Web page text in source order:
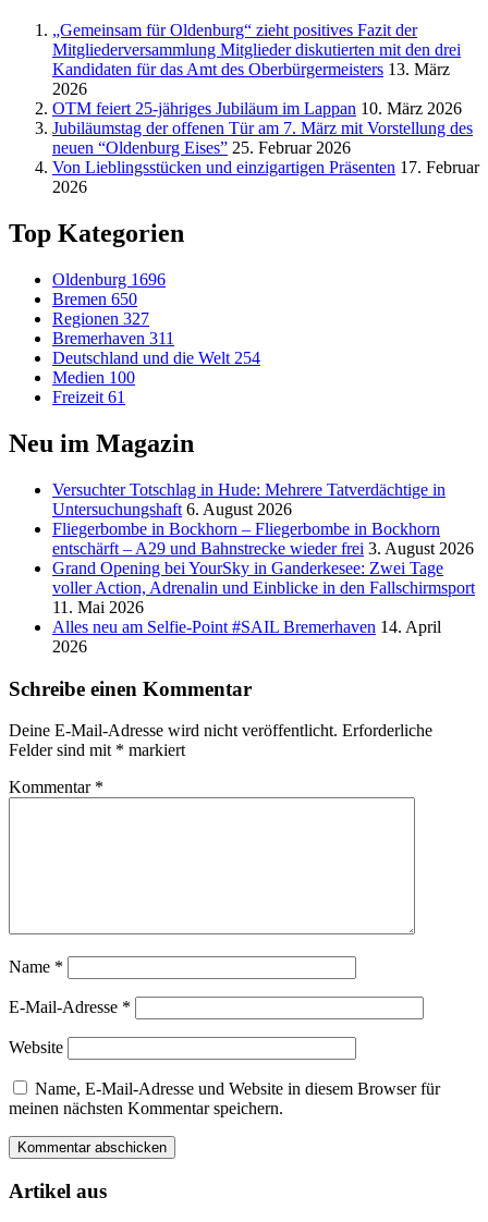
„Gemeinsam für Oldenburg“ zieht positives Fazit der
Mitgliederversammlung Mitglieder diskutierten mit den drei
Kandidaten für das Amt des Oberbürgermeisters 13. März
2026
OTM feiert 25-jähriges Jubiläum im Lappan 10. März 2026
Jubiläumstag der offenen Tür am 7. März mit Vorstellung des
neuen “Oldenburg Eises” 25. Februar 2026
Von Lieblingsstücken und einzigartigen Präsenten 17. Februar
2026
Top Kategorien
Oldenburg 1696
Bremen 650
Regionen 327
Bremerhaven 311
Deutschland und die Welt 254
Medien 100
Freizeit 61
Neu im Magazin
Versucht­er Totschlag in Hude: Mehrere Tatverdächtige in
Untersuchungshaft 6. August 2026
Fliegerbombe in Bockhorn – Fliegerbombe in Bockhorn
entschärft – A29 und Bahnstrecke wieder frei 3. August 2026
Grand Opening bei YourSky in Ganderkesee: Zwei Tage
voller Action, Adrenalin und Einblicke in den Fallschirmsport
11. Mai 2026
Alles neu am Selfie-Point #SAIL Bremerhaven 14. April
2026
Schreibe einen Kommentar
Deine E-Mail-Adresse wird nicht veröffentlicht. Erforderliche
Felder sind mit * markiert
Kommentar *
Name *
E-Mail-Adresse *
Website
Name, E-Mail-Adresse und Website in diesem Browser für
meinen nächsten Kommentar speichern.
Artikel aus